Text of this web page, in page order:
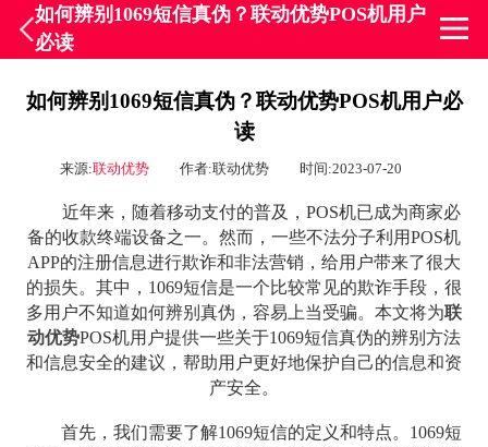
如何辨别1069短信真伪？联动优势POS机用户
必读
如何辨别1069短信真伪？联动优势POS机用户必
读
来源:联动优势 作者:联动优势 时间:2023-07-20
近年来，随着移动支付的普及，POS机已成为商家必
备的收款终端设备之一。然而，一些不法分子利用POS机
APP的注册信息进行欺诈和非法营销，给用户带来了很大
的损失。其中，1069短信是一个比较常见的欺诈手段，很
多用户不知道如何辨别真伪，容易上当受骗。本文将为联
动优势POS机用户提供一些关于1069短信真伪的辨别方法
和信息安全的建议，帮助用户更好地保护自己的信息和资
产安全。
首先，我们需要了解1069短信的定义和特点。1069短